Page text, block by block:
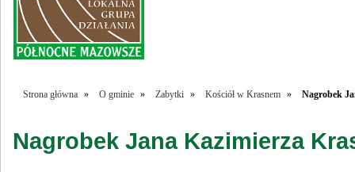
Strona główna » O gminie » Zabytki » Kościół w Krasnem » Nagrobek
Nagrobek Jana Kazimierza